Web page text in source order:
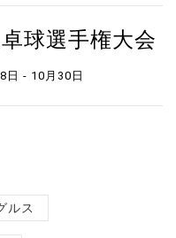
球選手権大会
日 - 10月30日
ルス